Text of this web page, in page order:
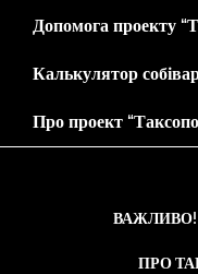
Допомога проекту
Калькулятор
Про проект
ВАЖЛИВО!
ПРО